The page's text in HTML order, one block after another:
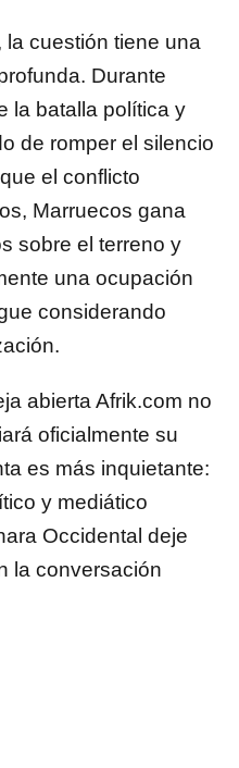
la cuestión tiene una
Durante
la batalla política y
de romper el silencio
el conflicto
Marruecos gana
sobre el terreno y
una ocupación
considerando
abierta Afrik.com no
oficialmente su
es más inquietante:
y mediático
Occidental deje
la conversación